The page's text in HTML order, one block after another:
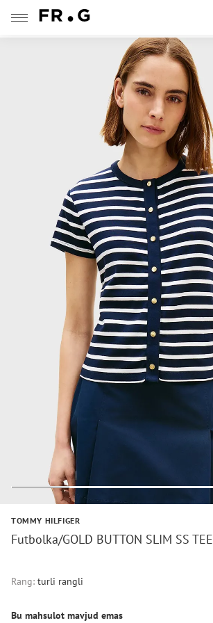
TOMMY HILFIGER
Futbolka/GOLD BUTTON SLIM SS TEE
Rang: turli rangli
Bu mahsulot mavjud emas